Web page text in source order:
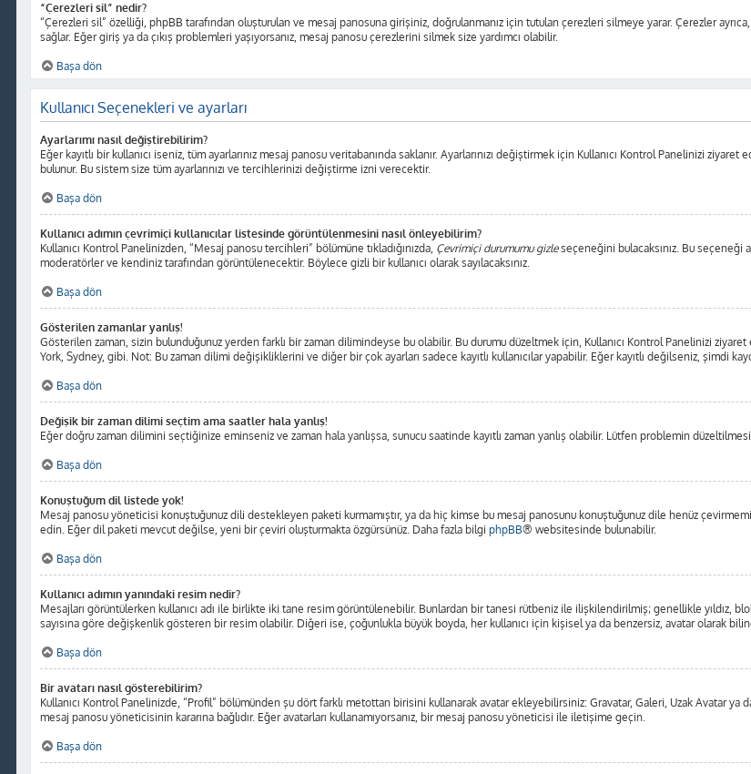
“Çerezleri sil” nedir?
“Çerezleri sil” özelliği, phpBB tarafından oluşturulan ve mesaj panosuna girişiniz, doğrulanmanız için tutulan çerezleri silmeye yarar. Çerezler
sağlar. Eğer giriş ya da çıkış problemleri yaşıyorsanız, mesaj panosu çerezlerini silmek size yardımcı olabilir.
Başa dön
Kullanıcı Seçenekleri ve ayarları
Ayarlarımı nasıl değiştirebilirim?
Eğer kayıtlı bir kullanıcı iseniz, tüm ayarlarınız mesaj panosu veritabanında saklanır. Ayarlarınızı değiştirmek için Kullanıcı Kontrol Panelinizi ziyaret
bulunur. Bu sistem size tüm ayarlarınızı ve tercihlerinizi değiştirme izni verecektir.
Başa dön
Kullanıcı adımın çevrimiçi kullanıcılar listesinde görüntülenmesini nasıl önleyebilirim?
Kullanıcı Kontrol Panelinizden, “Mesaj panosu tercihleri” bölümüne tıkladığınızda, Çevrimiçi durumumu gizleseçeneğini bulacaksınız. Bu seçeneği
moderatörler ve kendiniz tarafından görüntülenecektir. Böylece gizli bir kullanıcı olarak sayılacaksınız.
Başa dön
Gösterilen zamanlar yanlış!
Gösterilen zaman, sizin bulunduğunuz yerden farklı bir zaman dilimindeyse bu olabilir. Bu durumu düzeltmek için, Kullanıcı Kontrol Panelinizi
York, Sydney, gibi. Not: Bu zaman dilimi değişikliklerini ve diğer bir çok ayarları sadece kayıtlı kullanıcılar yapabilir. Eğer kayıtlı değilseniz, şimdi
Başa dön
Değişik bir zaman dilimi seçtim ama saatler hala yanlış!
Eğer doğru zaman dilimini seçtiğinize eminseniz ve zaman hala yanlışsa, sunucu saatinde kayıtlı zaman yanlış olabilir. Lütfen problemin
Başa dön
Konuştuğum dil listede yok!
Mesaj panosu yöneticisi konuştuğunuz dili destekleyen paketi kurmamıştır, ya da hiç kimse bu mesaj panosunu konuştuğunuz dile henüz
edin. Eğer dil paketi mevcut değilse, yeni bir çeviri oluşturmakta özgürsünüz. Daha fazla bilgi phpBB® websitesinde bulunabilir.
Başa dön
Kullanıcı adımın yanındaki resim nedir?
Mesajları görüntülerken kullanıcı adı ile birlikte iki tane resim görüntülenebilir. Bunlardan bir tanesi rütbeniz ile ilişkilendirilmiş; genellikle yıldız,
sayısına göre değişkenlik gösteren bir resim olabilir. Diğeri ise, çoğunlukla büyük boyda, her kullanıcı için kişisel ya da benzersiz, avatar olarak
Başa dön
Bir avatarı nasıl gösterebilirim?
Kullanıcı Kontrol Panelinizde, “Profil” bölümünden şu dört farklı metottan birisini kullanarak avatar ekleyebilirsiniz: Gravatar, Galeri, Uzak Avatar ya
mesaj panosu yöneticisinin kararına bağlıdır. Eğer avatarları kullanamıyorsanız, bir mesaj panosu yöneticisi ile iletişime geçin.
Başa dön